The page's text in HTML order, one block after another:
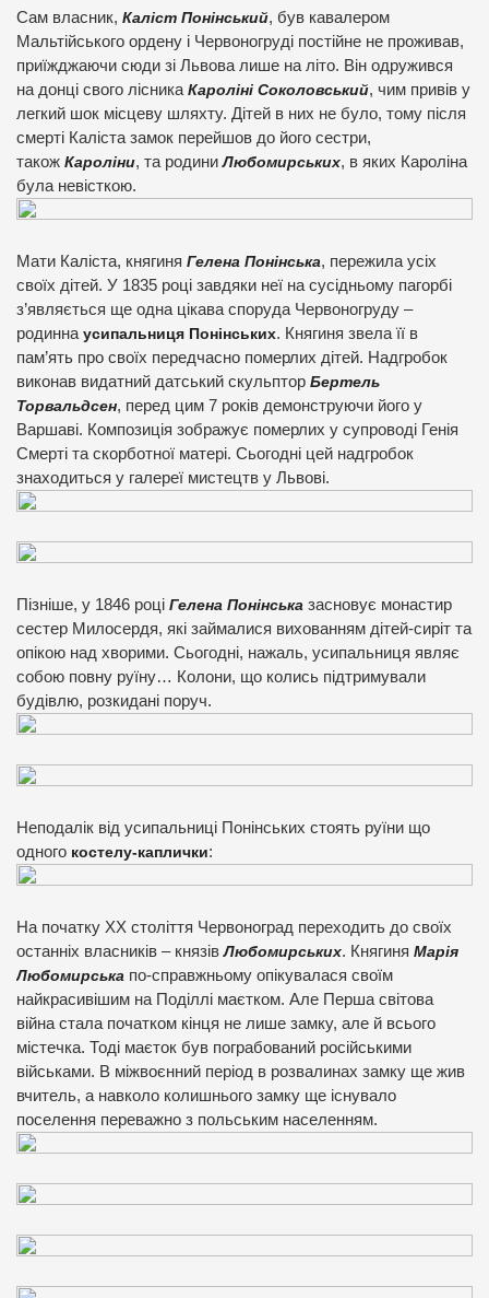
Сам власник, Каліст Понінський, був кавалером
Мальтійського ордену і Червоногруді постійне не проживав,
приїжджаючи сюди зі Львова лише на літо. Він одружився
на донці свого лісника Кароліні Соколовський, чим привів у
легкий шок місцеву шляхту. Дітей в них не було, тому після
смерті Каліста замок перейшов до його сестри,
також Кароліни, та родиниЛюбомирських, в яких Кароліна
була невісткою.
Мати Каліста, княгиня Гелена Понінська, пережила усіх
своїх дітей. У 1835 році завдяки неї на сусідньому пагорбі
з’являється ще одна цікава споруда Червоногруду –
родинна усипальниця Понінських. Княгиня звела її в
пам’ять про своїх передчасно померлих дітей. Надгробок
виконав видатний датський скульптор Бертель
Торвальдсен, перед цим 7 років демонструючи його у
Варшаві. Композиція зображує померлих у супроводі Генія
Смерті та скорботної матері. Сьогодні цей надгробок
знаходиться у галереї мистецтв у Львові.
Пізніше, у 1846 році Гелена Понінська засновує монастир
сестер Милосердя, які займалися вихованням дітей-сиріт та
опікою над хворими. Сьогодні, нажаль, усипальниця являє
собою повну руїну… Колони, що колись підтримували
будівлю, розкидані поруч.
Неподалік від усипальниці Понінських стоять руїни що
одного костелу-каплички:
На початку ХХ століття Червоноград переходить до своїх
останніх власників – князівЛюбомирських. Княгиня Марія
Любомирська по-справжньому опікувалася своїм
найкрасивішим на Поділлі маєтком. Але Перша світова
війна стала початком кінця не лише замку, але й всього
містечка. Тоді маєток був пограбований російськими
військами. В міжвоєнний період в розвалинах замку ще жив
вчитель, а навколо колишнього замку ще існувало
поселення переважно з польським населенням.